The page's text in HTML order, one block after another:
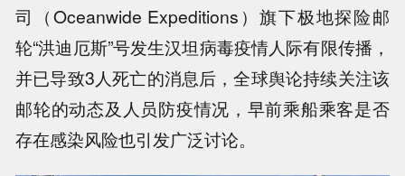
司（Oceanwide Expeditions）旗下极地探险邮
轮“洪迪厄斯”号发生汉坦病毒疫情人际有限传播，
并已导致3人死亡的消息后，全球舆论持续关注该
邮轮的动态及人员防疫情况，早前乘船乘客是否
存在感染风险也引发广泛讨论。